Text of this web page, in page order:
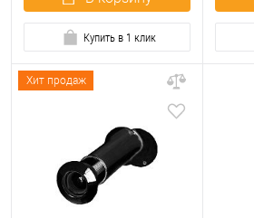
Купить в 1 клик
Хит продаж